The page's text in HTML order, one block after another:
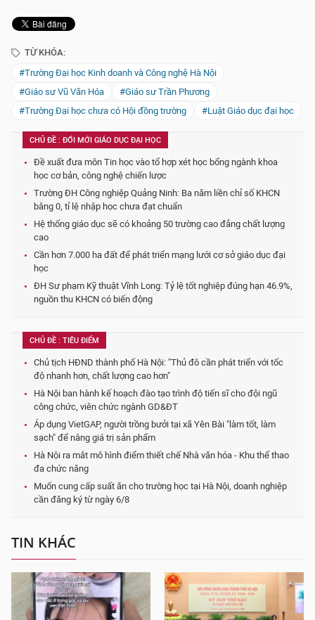
TỪ KHÓA:
#Trường Đại học Kinh doanh và Công nghệ Hà Nội
#Giáo sư Vũ Văn Hóa
#Giáo sư Trần Phương
#Trường Đại học chưa có Hội đồng trường
#Luật Giáo dục đại học
CHỦ ĐỀ : ĐỔI MỚI GIÁO DỤC ĐẠI HỌC
Đề xuất đưa môn Tin học vào tổ hợp xét học bổng ngành khoa
học cơ bản, công nghệ chiến lược
Trường ĐH Công nghiệp Quảng Ninh: Ba năm liền chỉ số KHCN
bằng 0, tỉ lệ nhập học chưa đạt chuẩn
Hệ thống giáo dục sẽ có khoảng 50 trường cao đẳng chất lượng
cao
Cần hơn 7.000 ha đất để phát triển mạng lưới cơ sở giáo dục đại
học
ĐH Sư phạm Kỹ thuật Vĩnh Long: Tỷ lệ tốt nghiệp đúng hạn 46.9%,
nguồn thu KHCN có biến động
CHỦ ĐỀ : TIÊU ĐIỂM
Chủ tịch HĐND thành phố Hà Nội: "Thủ đô cần phát triển với tốc
độ nhanh hơn, chất lượng cao hơn"
Hà Nội ban hành kế hoạch đào tạo trình độ tiến sĩ cho đội ngũ
công chức, viên chức ngành GD&ĐT
Áp dụng VietGAP, người trồng bưởi tại xã Yên Bài "làm tốt, làm
sạch" để nâng giá trị sản phẩm
Hà Nội ra mắt mô hình điểm thiết chế Nhà văn hóa - Khu thể thao
đa chức năng
Muốn cung cấp suất ăn cho trường học tại Hà Nội, doanh nghiệp
cần đăng ký từ ngày 6/8
TIN KHÁC